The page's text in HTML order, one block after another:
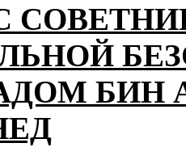
БИН